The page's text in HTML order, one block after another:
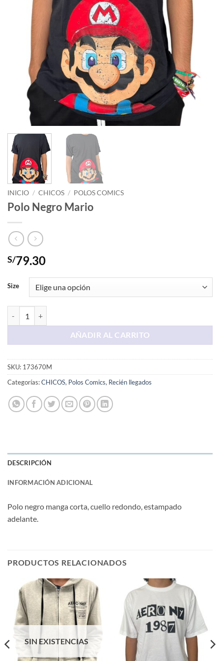
INICIO / CHICOS / POLOS COMICS
Polo Negro Mario
S/79.30
Size
AÑADIR AL CARRITO
SKU: 173670M
Categorías:CHICOS, Polos Comics, Recién llegados
DESCRIPCIÓN
INFORMACIÓN ADICIONAL
Polo negro manga corta, cuello redondo, estampado
adelante.
PRODUCTOS RELACIONADOS
SIN EXISTENCIAS